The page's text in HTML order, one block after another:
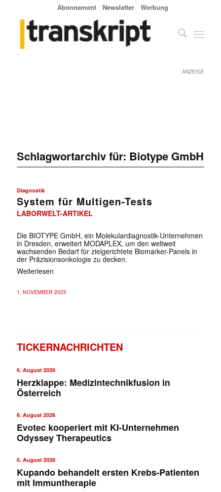
Abonnement Newsletter Werbung
ANZEIGE
Schlagwortarchiv für: Biotype GmbH
Diagnostik
System für Multigen-Tests
LABORWELT-ARTIKEL
Die BIOTYPE GmbH, ein Molekulardiagnostik-Unternehmen
in Dresden, erweitert MODAPLEX, um den weltweit
wachsenden Bedarf für zielgerichtete Biomarker-Panels in
der Präzisionsonkologie zu decken.
Weiterlesen
1. NOVEMBER 2023
TICKERNACHRICHTEN
6. August 2026
Herzklappe: Medizintechnikfusion in
Österreich
6. August 2026
Evotec kooperiert mit KI-Unternehmen
Odyssey Therapeutics
6. August 2026
Kupando behandelt ersten Krebs-Patienten
mit Immuntherapie